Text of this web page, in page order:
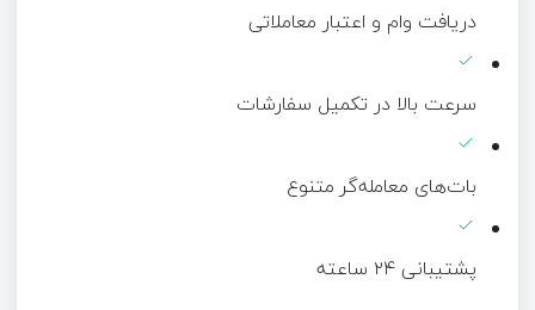
دریافت وام و اعتبار معاملاتی
سرعت بالا در تکمیل سفارشات
بات‌های معامله‌گر متنوع
پشتیبانی ۲۴ ساعته